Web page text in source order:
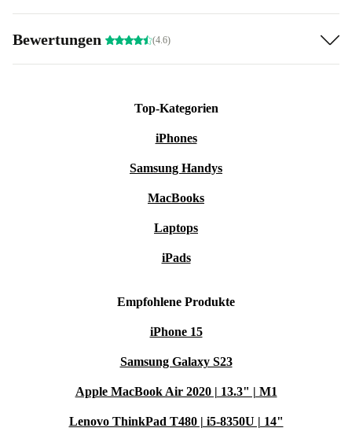
Bewertungen (4.6)
Top-Kategorien
iPhones
Samsung Handys
MacBooks
Laptops
iPads
Empfohlene Produkte
iPhone 15
Samsung Galaxy S23
Apple MacBook Air 2020 | 13.3" | M1
Lenovo ThinkPad T480 | i5-8350U | 14"